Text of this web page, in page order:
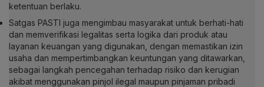
ketentuan berlaku.
Satgas PASTI juga mengimbau masyarakat untuk berhati-hati
dan memverifikasi legalitas serta logika dari produk atau
layanan keuangan yang digunakan, dengan memastikan izin
usaha dan mempertimbangkan keuntungan yang ditawarkan,
sebagai langkah pencegahan terhadap risiko dan kerugian
akibat menggunakan pinjol ilegal maupun pinjaman pribadi